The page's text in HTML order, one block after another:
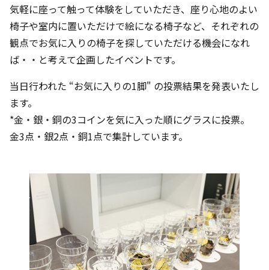
気軽に座って触って体験をしていただき、座り心地のよい
椅子や室内に置いただけで絵になる椅子など、それぞれの
観点でお気に入りの椅子を探していただける機会になれ
ば・・と考えて企画したイベントです。
当日行われた “お気に入りの1脚" の投票結果を発表いたし
ます。
*金・銀・銅の3コインを気に入った順にグラスに投票。
金3点・銀2点・銅1点で集計しています。